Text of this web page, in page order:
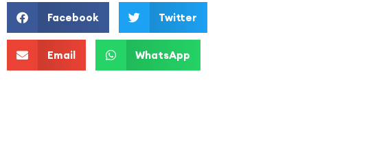
Facebook Twitter
Email WhatsApp